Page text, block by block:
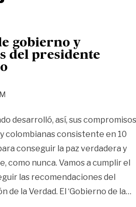
gobierno y
del presidente
desarrolló, así, sus compromisos
colombianas consistente en 10
conseguir la paz verdadera y
como nunca. Vamos a cumplir el
las recomendaciones del
de la Verdad. El ‘Gobierno de la…